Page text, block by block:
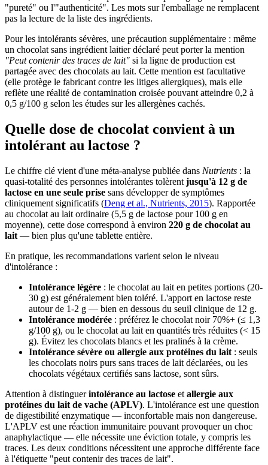
"pureté" ou l'"authenticité". Les mots sur l'emballage ne remplacent
pas la lecture de la liste des ingrédients.
Pour les intolérants sévères, une précaution supplémentaire : même
un chocolat sans ingrédient laitier déclaré peut porter la mention
"Peut contenir des traces de lait" si la ligne de production est
partagée avec des chocolats au lait. Cette mention est facultative
(elle protège le fabricant contre les litiges allergiques), mais elle
reflète une réalité de contamination croisée pouvant atteindre 0,2 à
0,5 g/100 g selon les études sur les allergènes cachés.
Quelle dose de chocolat convient à un
intolérant au lactose ?
Le chiffre clé vient d'une méta-analyse publiée dans Nutrients : la
quasi-totalité des personnes intolérantes tolèrent jusqu'à 12 g de
lactose en une seule prise sans développer de symptômes
cliniquement significatifs (Deng et al., Nutrients, 2015). Rapportée
au chocolat au lait ordinaire (5,5 g de lactose pour 100 g en
moyenne), cette dose correspond à environ 220 g de chocolat au
lait — bien plus qu'une tablette entière.
En pratique, les recommandations varient selon le niveau
d'intolérance :
Intolérance légère : le chocolat au lait en petites portions (20-
30 g) est généralement bien toléré. L'apport en lactose reste
autour de 1-2 g — bien en dessous du seuil clinique de 12 g.
Intolérance modérée : préférez le chocolat noir 70%+ (≤ 1,3
g/100 g), ou le chocolat au lait en quantités très réduites (< 15
g). Évitez les chocolats blancs et les pralinés à la crème.
Intolérance sévère ou allergie aux protéines du lait : seuls
les chocolats noirs purs sans traces de lait déclarées, ou les
chocolats végétaux certifiés sans lactose, sont sûrs.
Attention à distinguerintolérance au lactose et allergie aux
protéines du lait de vache (APLV). L'intolérance est une question
de digestibilité enzymatique — inconfortable mais non dangereuse.
L'APLV est une réaction immunitaire pouvant provoquer un choc
anaphylactique — elle nécessite une éviction totale, y compris les
traces. Les deux conditions nécessitent une approche différente face
à l'étiquette "peut contenir des traces de lait".